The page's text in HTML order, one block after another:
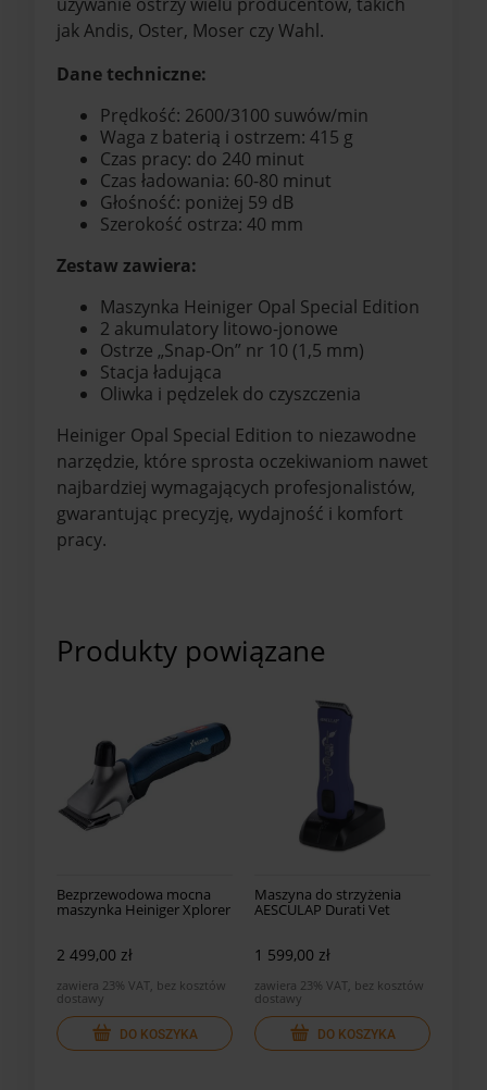
jak Andis, Oster, Moser czy Wahl.
Dane techniczne:
Prędkość: 2600/3100 suwów/min
Waga z baterią i ostrzem: 415 g
Czas pracy: do 240 minut
Czas ładowania: 60-80 minut
Głośność: poniżej 59 dB
Szerokość ostrza: 40 mm
Zestaw zawiera:
Maszynka Heiniger Opal Special Edition
2 akumulatory litowo-jonowe
Ostrze „Snap-On” nr 10 (1,5 mm)
Stacja ładująca
Oliwka i pędzelek do czyszczenia
Heiniger Opal Special Edition to niezawodne
narzędzie, które sprosta oczekiwaniom nawet
najbardziej wymagających profesjonalistów,
gwarantując precyzję, wydajność i komfort
pracy.
Produkty powiązane
Bezprzewodowa mocna
maszynka Heiniger Xplorer
2 499,00 zł
zawiera 23% VAT, bez kosztów
dostawy
DO KOSZYKA
Maszyna do strzyżenia
AESCULAP Durati Vet
1 599,00 zł
zawiera 23% VAT, bez kosztów
dostawy
DO KOSZYKA